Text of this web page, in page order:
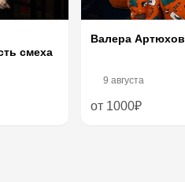
смеха
Валера Артюхов
9 августа
от 1000₽